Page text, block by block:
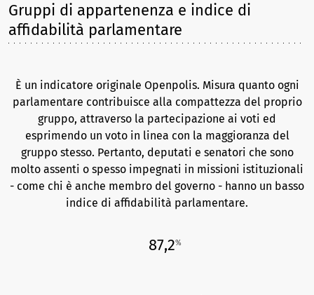
Gruppi di appartenenza e indice di
affidabilità parlamentare
È un indicatore originale Openpolis. Misura quanto ogni
parlamentare contribuisce alla compattezza del proprio
gruppo, attraverso la partecipazione ai voti ed
esprimendo un voto in linea con la maggioranza del
gruppo stesso. Pertanto, deputati e senatori che sono
molto assenti o spesso impegnati in missioni istituzionali
- come chi è anche membro del governo - hanno un basso
indice di affidabilità parlamentare.
87,2%